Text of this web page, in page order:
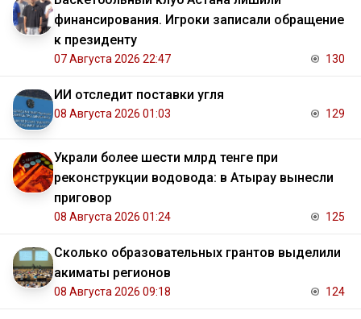
финансирования. Игроки записали обращение
к президенту
07 Августа 2026 22:47 130
ИИ отследит поставки угля
08 Августа 2026 01:03 129
Украли более шести млрд тенге при
реконструкции водовода: в Атырау вынесли
приговор
08 Августа 2026 01:24 125
Сколько образовательных грантов выделили
акиматы регионов
08 Августа 2026 09:18 124